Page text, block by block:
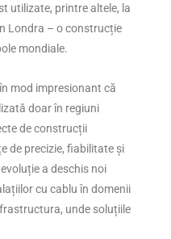
utilizate, printre altele, la
Londra – o construcție
mondiale.
mod impresionant că
doar în regiuni
de construcții
de precizie, fiabilitate și
a deschis noi
cu cablu în domenii
unde soluțiile